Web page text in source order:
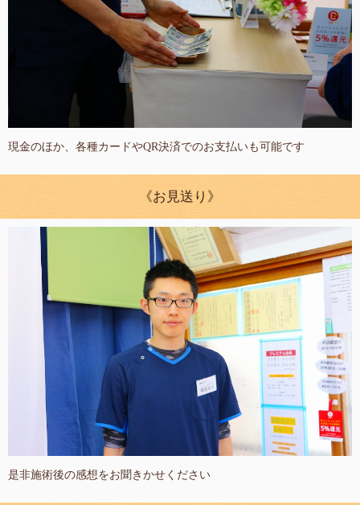
現金のほか、各種カードやQR決済でのお支払いも可能です
《お見送り》
是非施術後の感想をお聞きかせください